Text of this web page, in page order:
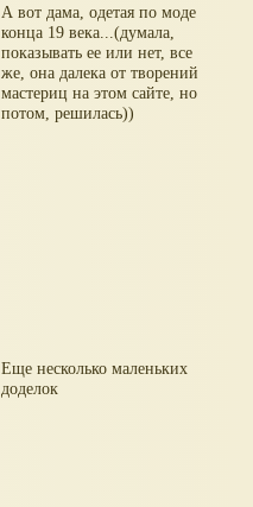
А вот дама, одетая по моде
конца 19 века...(думала,
показывать ее или нет, все
же, она далека от творений
мастериц на этом сайте, но
потом, решилась))
Еще несколько маленьких
доделок